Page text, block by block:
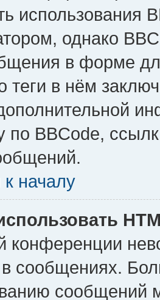
использования
однако
в форме
теги в нём
по BBCode,
началу
конференции
сообщениях.
сообщений